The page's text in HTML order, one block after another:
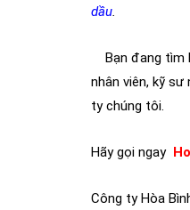
dầu.
Bạn đang tìm
nhân viên, kỹ
ty chúng tôi.
Hãy gọi ngay
Công ty Hòa